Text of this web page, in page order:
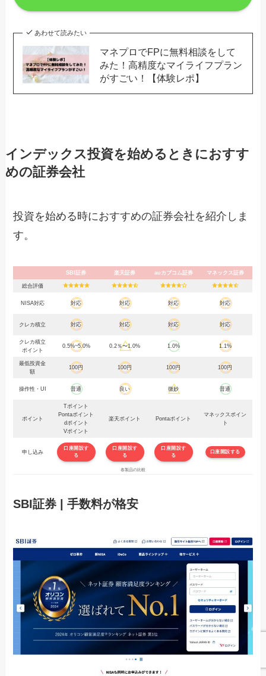
あわせて読みたい
マネプロでFPに無料相談をして
みた！高精度なマイライフプラン
がすごい！【体験レポ】
インデックス投資を始めるときにおすす
めの証券会社
投資を始める時におすすめの証券会社を紹介しま
す。
SBI証券 楽天証券 auカブコム証券 マネックス証券
総合評価
NISA対応 対応 対応 対応 対応
クレカ積立 対応 対応 対応 対応
クレカ積立
ポイント
0.5%~5.0% 0.2％〜1.0% 1.0% 1.1%
最低投資金
額
100円 100円 100円 100円
操作性・UI 普通 良い 微妙 普通
ポイント
Tポイント
Pontaポイント
dポイント
Vポイント
楽天ポイント Pontaポイント
マネックスポイン
ト
申し込み
口座開設す
る
口座開設す
る
口座開設す
る
口座開設する
各製品の比較
SBI証券 | 手数料が格安